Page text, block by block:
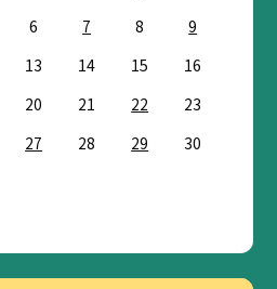
6 7 8
9
13 14 15
16
20 21 22
23
27 28 29
30